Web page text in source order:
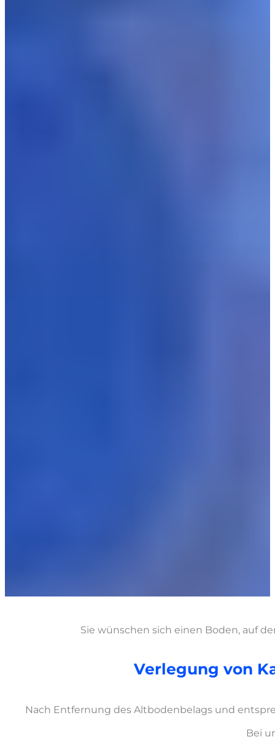
Sie wünschen sich einen Boden, auf
Verlegung von
Nach Entfernung des Altbodenbelags und
Bei